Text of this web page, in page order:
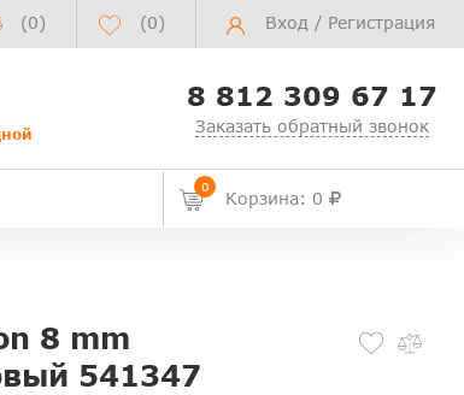
(0) (0) Вход / Регистрация
8 812 309 67 17
Заказать обратный звонок
0
Корзина: 0
8 mm
541347